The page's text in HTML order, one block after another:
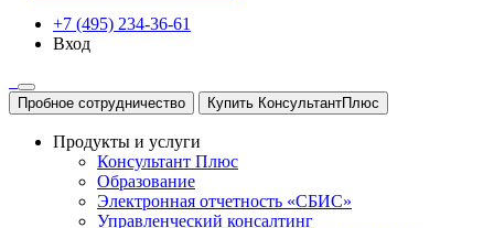
+7 (495) 234-36-61
Вход
Пробное сотрудничество Купить КонсультантПлюс
Продукты и услуги
Консультант Плюс
Образование
Электронная отчетность «СБИС»
Управленческий консалтинг